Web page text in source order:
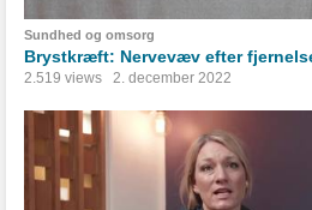
Sundhed og omsorg
Brystkræft: Nervevæv efter
2.519 views 2. december 2022